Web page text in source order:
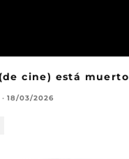
cine) está muerto
· 18/03/2026